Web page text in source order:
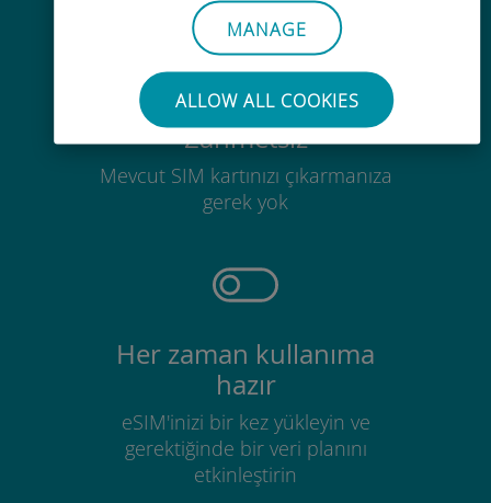
MANAGE
ALLOW ALL COOKIES
Zahmetsiz
Mevcut SIM kartınızı çıkarmanıza
gerek yok
Her zaman kullanıma
hazır
eSIM'inizi bir kez yükleyin ve
gerektiğinde bir veri planını
etkinleştirin